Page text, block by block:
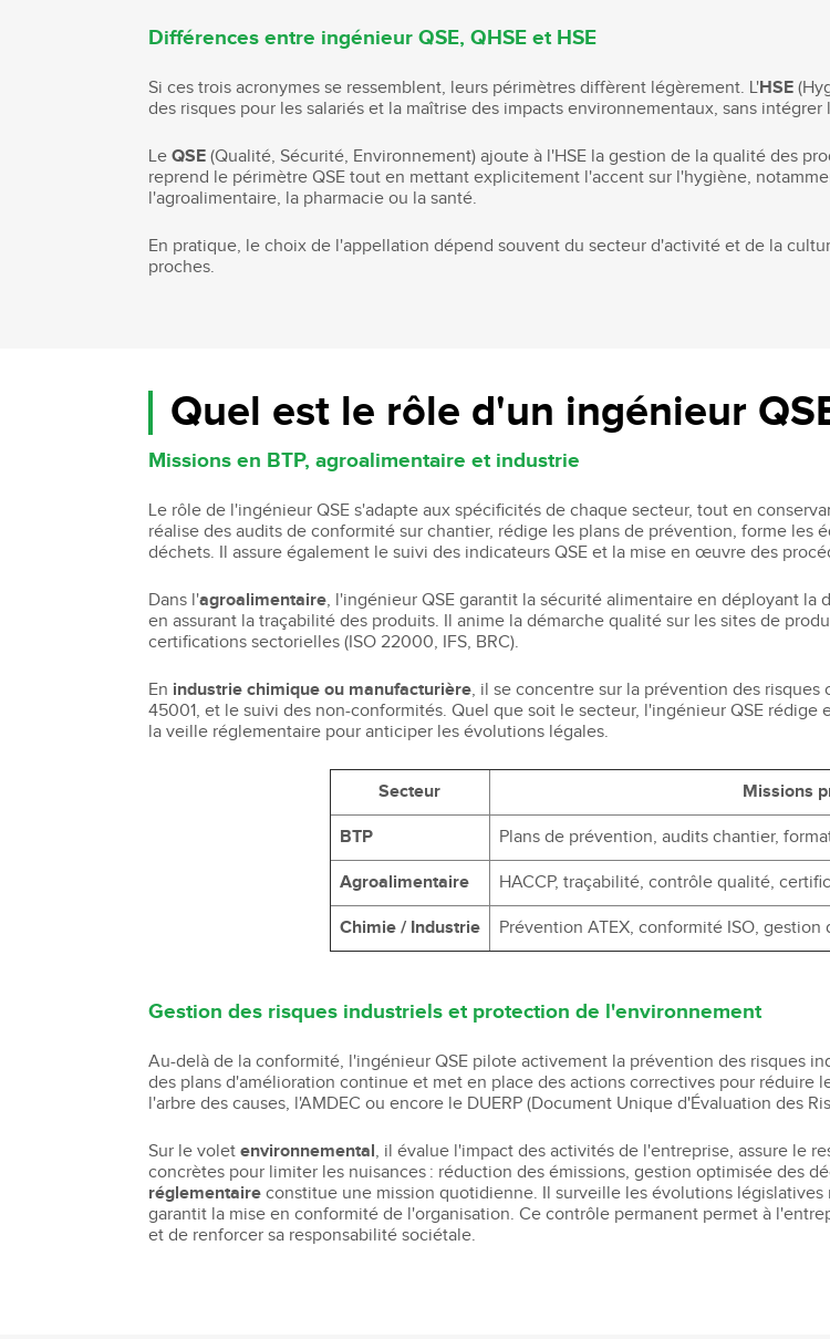
Différences entre ingénieur QSE, QHSE et HSE
Si ces trois acronymes se ressemblent, leurs périmètres diffèrent légèrement. L'HSE
des risques pour les salariés et la maîtrise des impacts environnementaux, sans
LeQSE (Qualité, Sécurité, Environnement) ajoute à l'HSE la gestion de la qualité des
reprend le périmètre QSE tout en mettant explicitement l'accent sur l'hygiène,
l'agroalimentaire, la pharmacie ou la santé.
En pratique, le choix de l'appellation dépend souvent du secteur d'activité et de la
proches.
Quel est le rôle d'un ingénieur
Missions en BTP, agroalimentaire et industrie
Le rôle de l'ingénieur QSE s'adapte aux spécificités de chaque secteur, tout en
réalise des audits de conformité sur chantier, rédige les plans de prévention, forme
déchets. Il assure également le suivi des indicateurs QSE et la mise en œuvre des
Dans l'agroalimentaire, l'ingénieur QSE garantit la sécurité alimentaire en déployant
en assurant la traçabilité des produits. Il anime la démarche qualité sur les sites de
certifications sectorielles (ISO 22000, IFS, BRC).
En industrie chimique ou manufacturière, il se concentre sur la prévention des risques
45001, et le suivi des non-conformités. Quel que soit le secteur, l'ingénieur QSE
la veille réglementaire pour anticiper les évolutions légales.
Secteur Missions
BTP Plans de prévention, audits chantier,
Agroalimentaire HACCP, traçabilité, contrôle qualité,
Chimie / Industrie Prévention ATEX, conformité ISO,
Gestion des risques industriels et protection de l'environnement
Au-delà de la conformité, l'ingénieur QSE pilote activement la prévention des risques
des plans d'amélioration continue et met en place des actions correctives pour réduire
l'arbre des causes, l'AMDEC ou encore le DUERP (Document Unique d'Évaluation des
Sur le voletenvironnemental, il évalue l'impact des activités de l'entreprise, assure le
concrètes pour limiter les nuisances : réduction des émissions, gestion optimisée des
réglementaire constitue une mission quotidienne. Il surveille les évolutions
garantit la mise en conformité de l'organisation. Ce contrôle permanent permet à
et de renforcer sa responsabilité sociétale.